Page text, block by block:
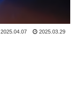
2025.04.07 2025.03.29